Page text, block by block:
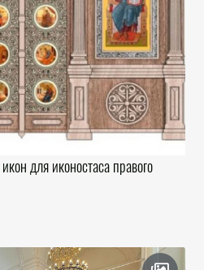
для иконостаса правого